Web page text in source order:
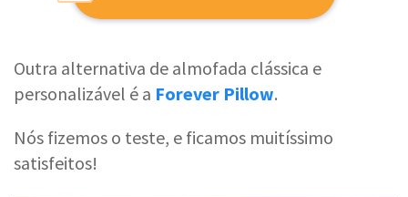
Outra alternativa de almofada clássica e
personalizável é a Forever Pillow.
Nós fizemos o teste, e ficamos muitíssimo
satisfeitos!